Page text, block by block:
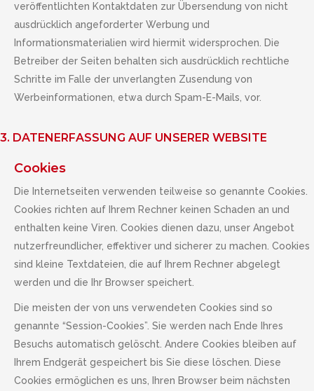
veröffentlichten Kontaktdaten zur Übersendung von nicht
ausdrücklich angeforderter Werbung und
Informationsmaterialien wird hiermit widersprochen. Die
Betreiber der Seiten behalten sich ausdrücklich rechtliche
Schritte im Falle der unverlangten Zusendung von
Werbeinformationen, etwa durch Spam-E-Mails, vor.
3. DATENERFASSUNG AUF UNSERER WEBSITE
Cookies
Die Internetseiten verwenden teilweise so genannte Cookies.
Cookies richten auf Ihrem Rechner keinen Schaden an und
enthalten keine Viren. Cookies dienen dazu, unser Angebot
nutzerfreundlicher, effektiver und sicherer zu machen. Cookies
sind kleine Textdateien, die auf Ihrem Rechner abgelegt
werden und die Ihr Browser speichert.
Die meisten der von uns verwendeten Cookies sind so
genannte “Session-Cookies”. Sie werden nach Ende Ihres
Besuchs automatisch gelöscht. Andere Cookies bleiben auf
Ihrem Endgerät gespeichert bis Sie diese löschen. Diese
Cookies ermöglichen es uns, Ihren Browser beim nächsten